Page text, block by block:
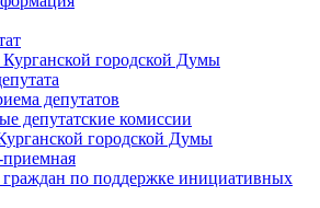
городской Думы
депутатов
депутатские комиссии
городской Думы
по поддержке инициативных